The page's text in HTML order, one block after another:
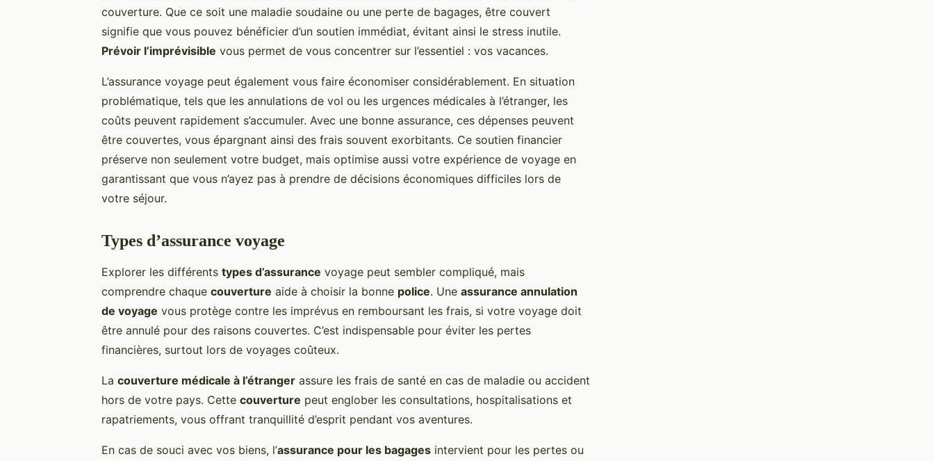
couverture. Que ce soit une maladie soudaine ou une perte de bagages, être couvert
signifie que vous pouvez bénéficier d’un soutien immédiat, évitant ainsi le stress inutile.
Prévoir l’imprévisible vous permet de vous concentrer sur l’essentiel : vos vacances.
L’assurance voyage peut également vous faire économiser considérablement. En situation
problématique, tels que les annulations de vol ou les urgences médicales à l’étranger, les
coûts peuvent rapidement s’accumuler. Avec une bonne assurance, ces dépenses peuvent
être couvertes, vous épargnant ainsi des frais souvent exorbitants. Ce soutien financier
préserve non seulement votre budget, mais optimise aussi votre expérience de voyage en
garantissant que vous n’ayez pas à prendre de décisions économiques difficiles lors de
votre séjour.
Types d’assurance voyage
Explorer les différents types d’assurance voyage peut sembler compliqué, mais
comprendre chaque couverture aide à choisir la bonne police. Une assurance annulation
de voyage vous protège contre les imprévus en remboursant les frais, si votre voyage doit
être annulé pour des raisons couvertes. C’est indispensable pour éviter les pertes
financières, surtout lors de voyages coûteux.
La couverture médicale à l’étranger assure les frais de santé en cas de maladie ou accident
hors de votre pays. Cette couverture peut englober les consultations, hospitalisations et
rapatriements, vous offrant tranquillité d’esprit pendant vos aventures.
En cas de souci avec vos biens, l’assurance pour les bagages intervient pour les pertes ou